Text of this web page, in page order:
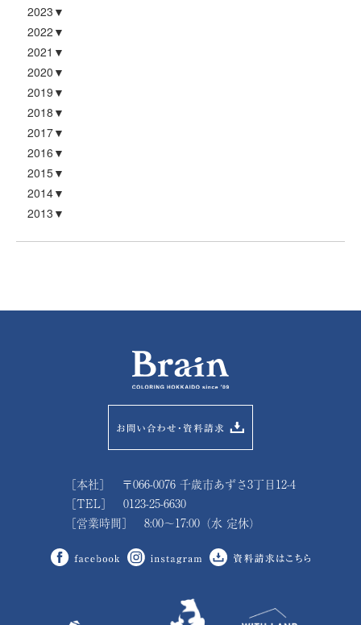
2023
2022
2021
2020
2019
2018
2017
2016
2015
2014
2013
［本社］ 〒066-0076 千歳市あずさ3丁目12-4
［TEL］ 0123-25-6630
［営業時間］ 8:00～17:00（水 定休）